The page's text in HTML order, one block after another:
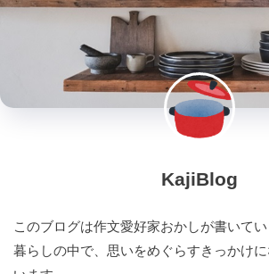
KajiBlog
このブログは作文愛好家おかしが書いてい
暮らしの中で、思いをめぐらすきっかけ